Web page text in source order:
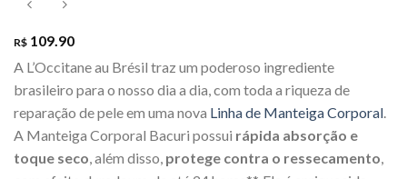
R$ 109.90
A L’Occitane au Brésil traz um poderoso ingrediente
brasileiro para o nosso dia a dia, com toda a riqueza de
reparação de pele em uma nova Linha de Manteiga Corporal.
A Manteiga Corporal Bacuri possui rápida absorção e
toque seco, além disso, protege contra o ressecamento,